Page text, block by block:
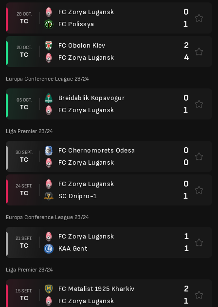
28 OCT.
TC
FC Zorya Lugansk
FC Polissya
0
1
20 OCT.
TC
FC Obolon Kiev
FC Zorya Lugansk
2
4
Europa Conference League 23/24
05 OCT.
TC
Breidablik Kopavogur
FC Zorya Lugansk
0
1
Liga Premier 23/24
30 SEPT.
TC
FC Chernomorets Odesa
FC Zorya Lugansk
0
0
24 SEPT.
TC
FC Zorya Lugansk
SC Dnipro-1
0
1
Europa Conference League 23/24
21 SEPT.
TC
FC Zorya Lugansk
KAA Gent
1
1
Liga Premier 23/24
15 SEPT.
TC
FC Metalist 1925 Kharkiv
FC Zorya Lugansk
2
1